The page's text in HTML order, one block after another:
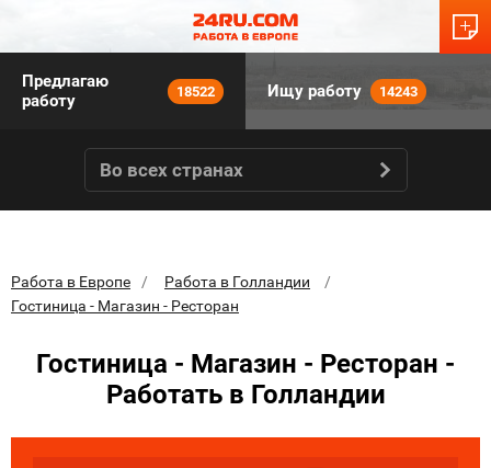
Предлагаю
работу
18522 Ищу работу 14243
Во всех странах
Работа в Европе
Работа в Голландии
Гостиница - Магазин - Ресторан
Гостиница - Магазин - Ресторан -
Работать в Голландии